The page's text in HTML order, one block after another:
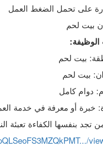
على تحمل الضغط العمل
بيت لحم
الوظيفة:
خبرة أو معرفة في خدمة
تجد بنفسها الكفاءة تعبئة